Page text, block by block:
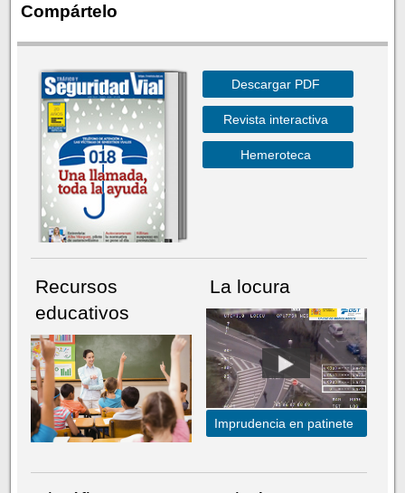
Compártelo
Descargar PDF
Revista interactiva
Hemeroteca
Recursos
educativos
La locura
Imprudencia en patinete